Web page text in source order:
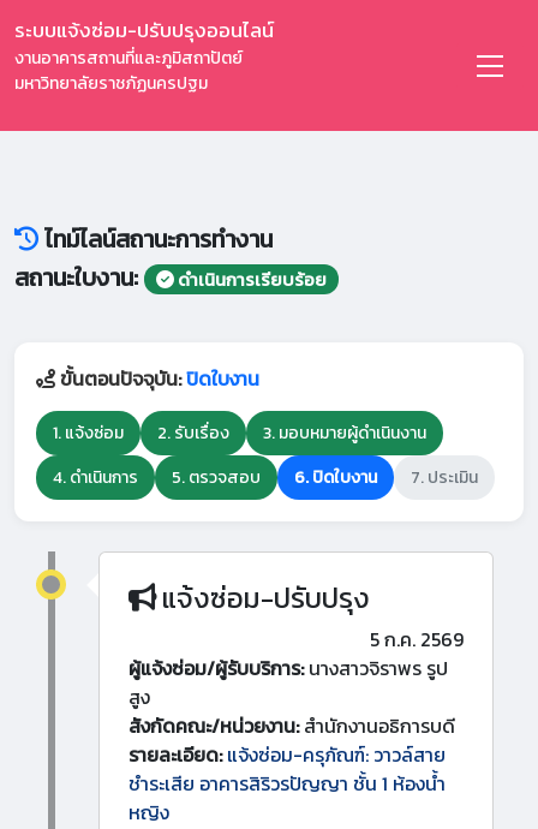
ระบบแจ้งซ่อม-ปรับปรุงออนไลน์
งานอาคารสถานที่และภูมิสถาปัตย์
มหาวิทยาลัยราชภัฏนครปฐม
ไทม์ไลน์สถานะการทำงาน
สถานะใบงาน:
ดำเนินการเรียบร้อย
ขั้นตอนปัจจุบัน:ปิดใบงาน
1. แจ้งซ่อม 2. รับเรื่อง
3. มอบหมายผู้ดำเนินงาน
4. ดำเนินการ
5. ตรวจสอบ 6. ปิดใบงาน 7. ประเมิน
แจ้งซ่อม-ปรับปรุง
5 ก.ค. 2569
ผู้แจ้งซ่อม/ผู้รับบริการ:นางสาวจิราพร รูป
สูง
สังกัดคณะ/หน่วยงาน:สำนักงานอธิการบดี
รายละเอียด: แจ้งซ่อม-ครุภัณฑ์: วาวล์สาย
ชำระเสีย อาคารสิริวรปัญญา ชั้น 1 ห้องน้ำ
หญิง